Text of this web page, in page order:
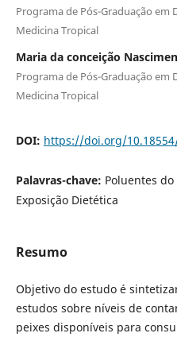
Programa de Pós-Graduação em
Medicina Tropical
Maria da conceição
Programa de Pós-Graduação em
Medicina Tropical
DOI: https://doi.org/
Palavras-chave: Poluentes
Exposição Dietética
Resumo
Objetivo do estudo é
estudos sobre níveis de
peixes disponíveis para